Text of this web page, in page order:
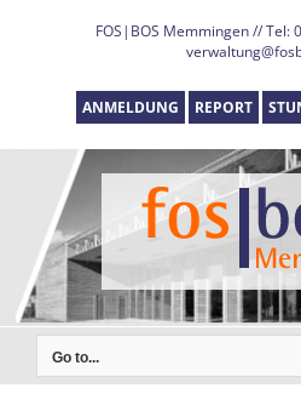
FOS|BOS Memmingen // Tel:
ANMELDUNG REPORT
Go to...